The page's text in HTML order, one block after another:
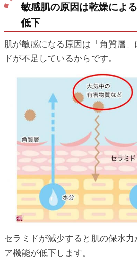
敏感肌の原因は乾燥によ
低下
肌が敏感になる原因は「角質層
ドが不足しているからです。
セラミドが減少すると肌の保水力
ア機能が低下します。